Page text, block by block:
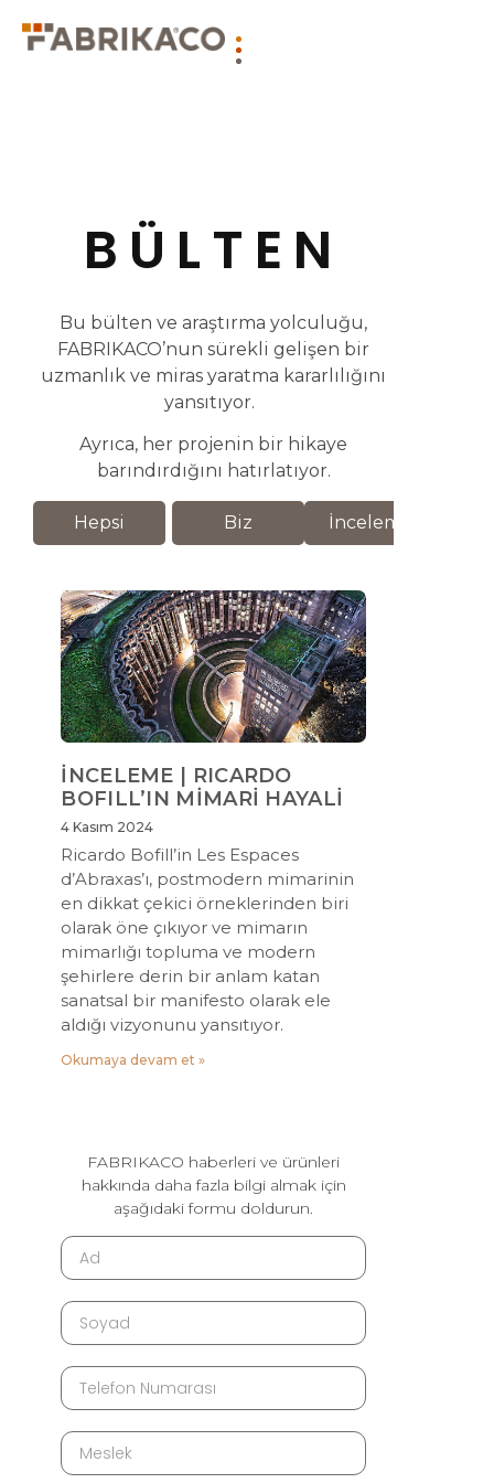
BÜLTEN
Bu bülten ve araştırma yolculuğu,
FABRIKACO’nun sürekli gelişen bir
uzmanlık ve miras yaratma kararlılığını
yansıtıyor.
Ayrıca, her projenin bir hikaye
barındırdığını hatırlatıyor.
Hepsi Biz İnceleme
İNCELEME | RICARDO
BOFILL’IN MİMARİ HAYALİ
4 Kasım 2024
Ricardo Bofill’in Les Espaces
d’Abraxas’ı, postmodern mimarinin
en dikkat çekici örneklerinden biri
olarak öne çıkıyor ve mimarın
mimarlığı topluma ve modern
şehirlere derin bir anlam katan
sanatsal bir manifesto olarak ele
aldığı vizyonunu yansıtıyor.
Okumaya devam et »
FABRIKACO haberleri ve ürünleri
hakkında daha fazla bilgi almak için
aşağıdaki formu doldurun.